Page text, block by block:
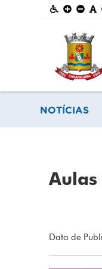
NOTÍCIAS
Data de